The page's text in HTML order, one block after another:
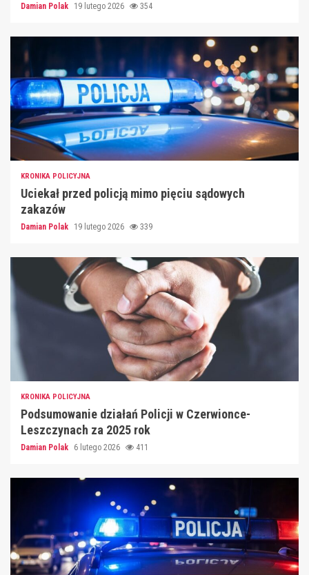
Damian Polak 19 lutego 2026 354
KRONIKA POLICYJNA
Uciekał przed policją mimo pięciu sądowych
zakazów
Damian Polak 19 lutego 2026 339
KRONIKA POLICYJNA
Podsumowanie działań Policji w Czerwionce-
Leszczynach za 2025 rok
Damian Polak 6 lutego 2026 411